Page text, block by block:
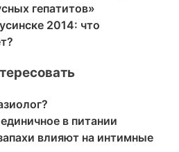
гепатитов»
2014: что
в питании
влияют на интимные